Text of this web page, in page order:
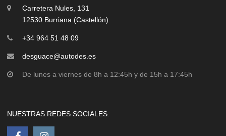
Carretera Nules, 131
12530 Burriana (Castellón)
+34 964 51 48 09
desguace@autodes.es
De lunes a viernes de 8h a 12:45h y de 15h a 17:45h
NUESTRAS REDES SOCIALES: